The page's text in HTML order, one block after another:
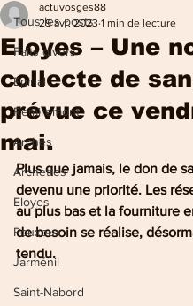
Tous les posts
Faits divers
Epinal
Remiremont
Arches
Archettes
Eloyes
Pouxeux
Jarménil
Saint-Nabord
Eloyes – Une
collecte de
prévue ce
mai.
actuvosges88
29 avr. 2023 1 min de lecture
Plus que jamais, le don de
devenu une priorité. Les
au plus bas et la fourniture
de besoin se réalise,
tendu.